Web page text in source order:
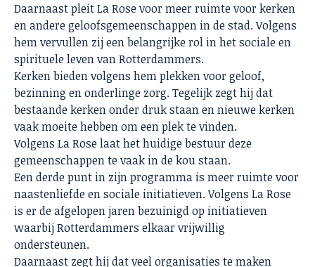
Daarnaast pleit La Rose voor meer ruimte voor kerken
en andere geloofsgemeenschappen in de stad. Volgens
hem vervullen zij een belangrijke rol in het sociale en
spirituele leven van Rotterdammers.
Kerken bieden volgens hem plekken voor geloof,
bezinning en onderlinge zorg. Tegelijk zegt hij dat
bestaande kerken onder druk staan en nieuwe kerken
vaak moeite hebben om een plek te vinden.
Volgens La Rose laat het huidige bestuur deze
gemeenschappen te vaak in de kou staan.
Een derde punt in zijn programma is meer ruimte voor
naastenliefde en sociale initiatieven. Volgens La Rose
is er de afgelopen jaren bezuinigd op initiatieven
waarbij Rotterdammers elkaar vrijwillig
ondersteunen.
Daarnaast zegt hij dat veel organisaties te maken